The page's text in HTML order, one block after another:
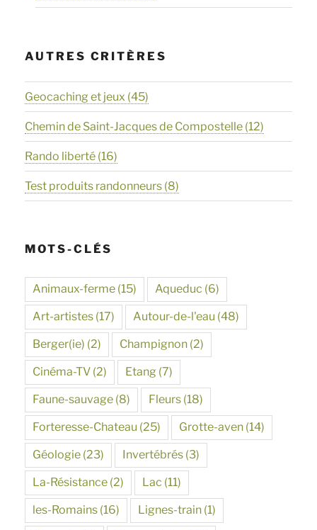
AUTRES CRITÈRES
Geocaching et jeux (45)
Chemin de Saint-Jacques de Compostelle (12)
Rando liberté (16)
Test produits randonneurs (8)
MOTS-CLÉS
Animaux-ferme (15) Aqueduc (6)
Art-artistes (17) Autour-de-l'eau (48)
Berger(ie) (2) Champignon (2)
Cinéma-TV (2) Etang (7)
Faune-sauvage (8) Fleurs (18)
Forteresse-Chateau (25) Grotte-aven (14)
Géologie (23) Invertébrés (3)
La-Résistance (2) Lac (11)
les-Romains (16) Lignes-train (1)